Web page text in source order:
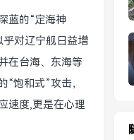
蓝的“定海神
对辽宁舰日益增
在台海、东海等
饱和式”攻击，
速度,更是在心理